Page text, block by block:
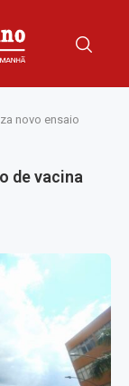
novo ensaio
de vacina